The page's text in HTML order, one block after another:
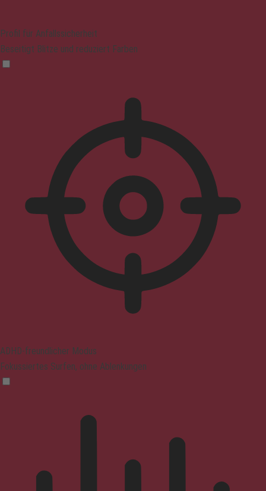
Profil für Anfallssicherheit
Beseitigt Blitze und reduziert Farben
ADHD-freundlicher Modus
Fokussiertes Surfen, ohne Ablenkungen